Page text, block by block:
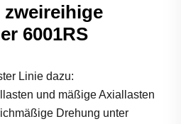
6001RS
Linie dazu:
und mäßige Axiallasten
Drehung unter